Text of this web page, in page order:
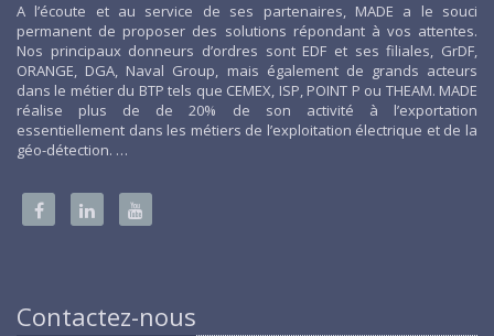
A l’écoute et au service de ses partenaires, MADE a le souci
permanent de proposer des solutions répondant à vos attentes.
Nos principaux donneurs d’ordres sont EDF et ses filiales, GrDF,
ORANGE, DGA, Naval Group, mais également de grands acteurs
dans le métier du BTP tels que CEMEX, ISP, POINT P ou THEAM. MADE
réalise plus de de 20% de son activité à l’exportation
essentiellement dans les métiers de l’exploitation électrique et de la
géo-détection. …
Contactez-nous